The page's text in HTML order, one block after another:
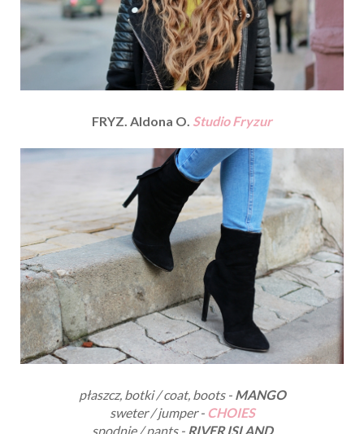
FRYZ. Aldona O. Studio Fryzur
płaszcz, botki / coat, boots - MANGO
sweter / jumper - CHOIES
spodnie / pants - RIVER ISLAND